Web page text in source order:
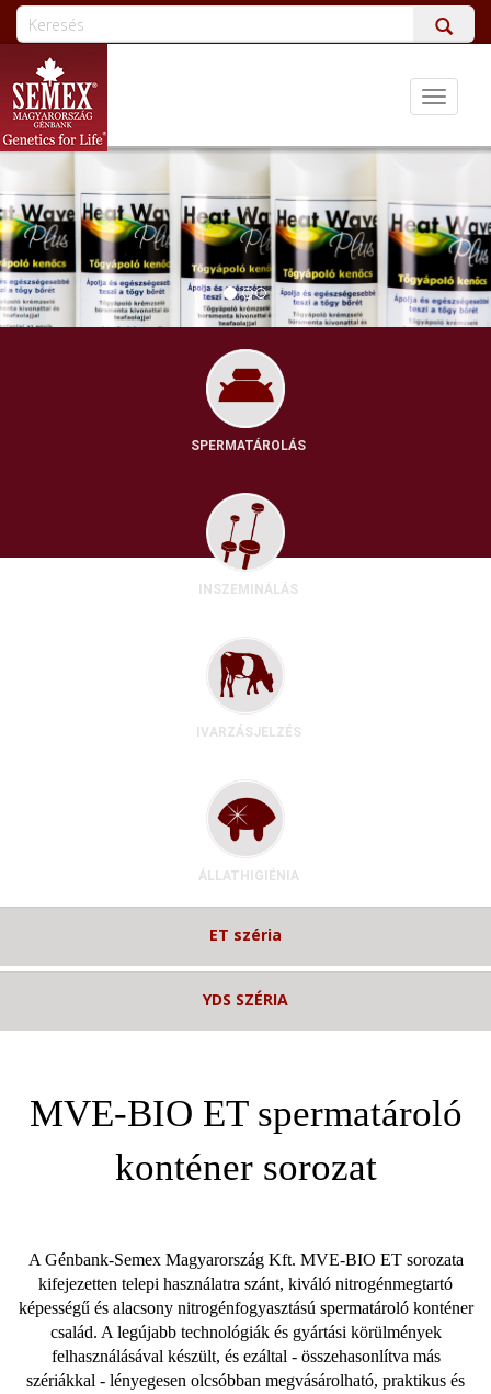
Toggle
SPERMATÁROLÁS
INSZEMINÁLÁS
IVARZÁSJELZÉS
ÁLLATHIGIÉNIA
ET széria
YDS SZÉRIA
MVE-BIO ET spermatároló
konténer sorozat
A Génbank-Semex Magyarország Kft. MVE-BIO ET sorozata
kifejezetten telepi használatra szánt, kiváló nitrogénmegtartó
képességű és alacsony nitrogénfogyasztású spermatároló konténer
család. A legújabb technológiák és gyártási körülmények
felhasználásával készült, és ezáltal - összehasonlítva más
szériákkal - lényegesen olcsóbban megvásárolható, praktikus és